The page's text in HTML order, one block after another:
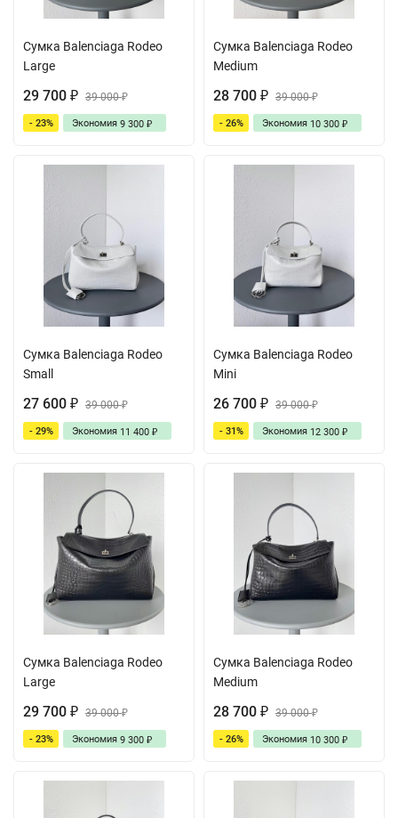
Сумка Balenciaga Rodeo
Large
29 700 ₽ 39 000₽
- 23% Экономия 9 300 ₽
Сумка Balenciaga Rodeo
Medium
28 700 ₽ 39 000₽
- 26% Экономия 10 300 ₽
Сумка Balenciaga Rodeo
Small
27 600 ₽ 39 000₽
- 29% Экономия 11 400 ₽
Сумка Balenciaga Rodeo
Mini
26 700 ₽ 39 000₽
- 31% Экономия 12 300 ₽
Сумка Balenciaga Rodeo
Large
29 700 ₽ 39 000₽
- 23% Экономия 9 300 ₽
Сумка Balenciaga Rodeo
Medium
28 700 ₽ 39 000₽
- 26% Экономия 10 300 ₽